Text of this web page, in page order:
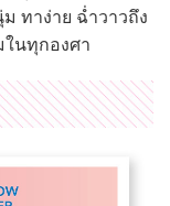
ทาง่าย ฉ่ำวาวถึง
นทุกองศา